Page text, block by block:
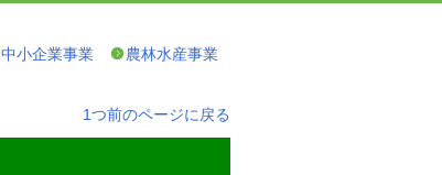
中小企業事業 農林水産事業
1つ前のページに戻る